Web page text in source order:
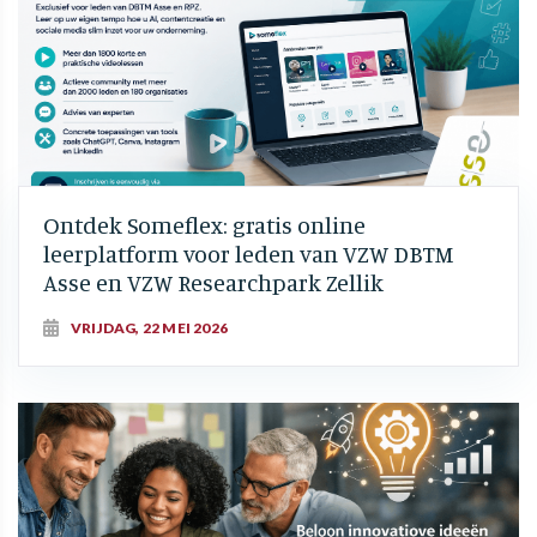
Ontdek Someflex: gratis online
leerplatform voor leden van VZW DBTM
Asse en VZW Researchpark Zellik
VRIJDAG, 22 MEI 2026